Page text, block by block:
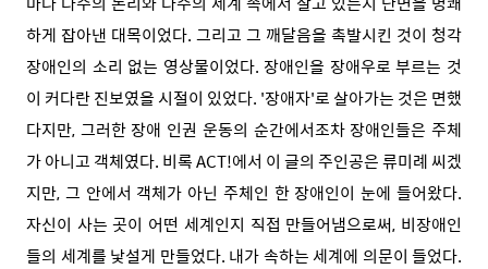
하게 잡아낸 대목이었다. 그리고 그 깨달음을 촉발시킨 것이 청각
장애인의 소리 없는 영상물이었다. 장애인을 장애우로 부르는 것
이 커다란 진보였을 시절이 있었다. '장애자'로 살아가는 것은 면했
다지만, 그러한 장애 인권 운동의 순간에서조차 장애인들은 주체
가 아니고 객체였다. 비록 ACT!에서 이 글의 주인공은 류미례 씨겠
지만, 그 안에서 객체가 아닌 주체인 한 장애인이 눈에 들어왔다.
자신이 사는 곳이 어떤 세계인지 직접 만들어냄으로써, 비장애인
들의 세계를 낯설게 만들었다. 내가 속하는 세계에 의문이 들었다.